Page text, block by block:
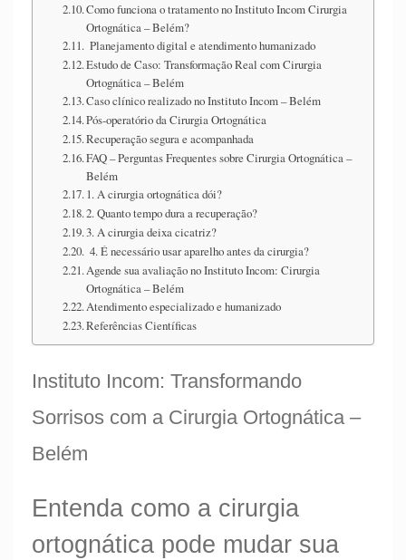
Como funciona o tratamento no Instituto Incom Cirurgia
Ortognática – Belém?
Planejamento digital e atendimento humanizado
Estudo de Caso: Transformação Real com Cirurgia
Ortognática – Belém
Caso clínico realizado no Instituto Incom – Belém
Pós-operatório da Cirurgia Ortognática
Recuperação segura e acompanhada
FAQ – Perguntas Frequentes sobre Cirurgia Ortognática –
Belém
1. A cirurgia ortognática dói?
2. Quanto tempo dura a recuperação?
3. A cirurgia deixa cicatriz?
4. É necessário usar aparelho antes da cirurgia?
Agende sua avaliação no Instituto Incom: Cirurgia
Ortognática – Belém
Atendimento especializado e humanizado
Referências Científicas
Instituto Incom: Transformando
Sorrisos com a Cirurgia Ortognática –
Belém
Entenda como a cirurgia
ortognática pode mudar sua